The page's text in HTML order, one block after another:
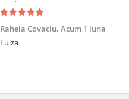
Rahela Covaciu, Acum 1 luna
Luiza